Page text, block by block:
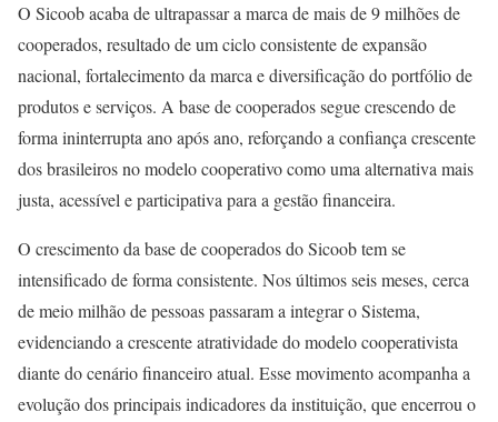
O Sicoob acaba de ultrapassar a marca de mais de 9 milhões de
cooperados, resultado de um ciclo consistente de expansão
nacional, fortalecimento da marca e diversificação do portfólio de
produtos e serviços. A base de cooperados segue crescendo de
forma ininterrupta ano após ano, reforçando a confiança crescente
dos brasileiros no modelo cooperativo como uma alternativa mais
justa, acessível e participativa para a gestão financeira.
O crescimento da base de cooperados do Sicoob tem se
intensificado de forma consistente. Nos últimos seis meses, cerca
de meio milhão de pessoas passaram a integrar o Sistema,
evidenciando a crescente atratividade do modelo cooperativista
diante do cenário financeiro atual. Esse movimento acompanha a
evolução dos principais indicadores da instituição, que encerrou o